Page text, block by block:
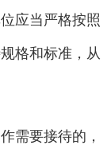
应当严格按照
格和标准，从
要接待的，